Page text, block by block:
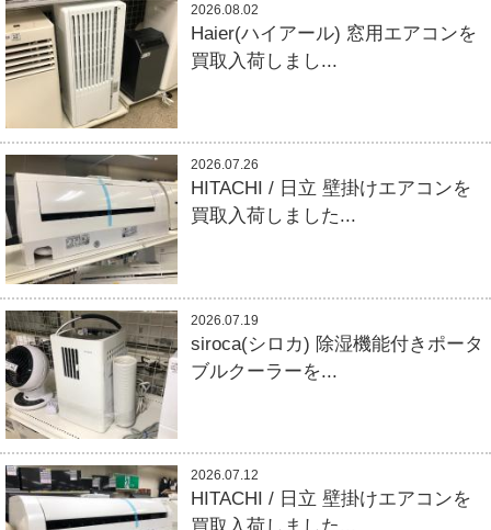
2026.08.02
Haier(ハイアール) 窓用エアコンを
買取入荷しまし...
2026.07.26
HITACHI / 日立 壁掛けエアコンを
買取入荷しました...
2026.07.19
siroca(シロカ) 除湿機能付きポータ
ブルクーラーを...
2026.07.12
HITACHI / 日立 壁掛けエアコンを